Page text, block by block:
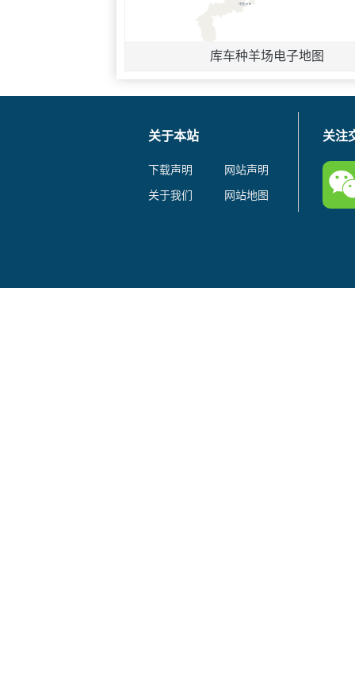
库车种羊场电子地图
关于本站
下载声明
网站声明
关于我们
网站地图
关注